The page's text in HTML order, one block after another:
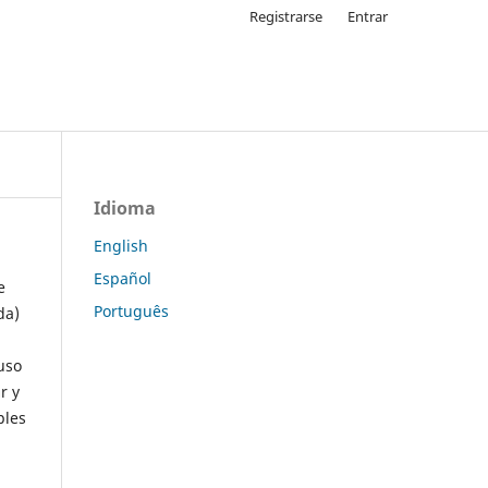
Registrarse Entrar
y
Idioma
English
Español
Português